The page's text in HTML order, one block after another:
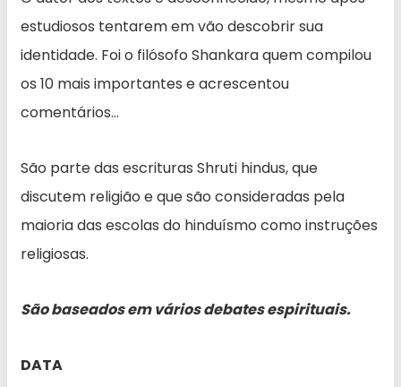
estudiosos tentarem em vão descobrir sua
identidade. Foi o filósofo Shankara quem compilou
os 10 mais importantes e acrescentou
comentários…
São parte das escrituras Shruti hindus, que
discutem religião e que são consideradas pela
maioria das escolas do hinduísmo como instruções
religiosas.
São baseados em vários debates espirituais.
DATA